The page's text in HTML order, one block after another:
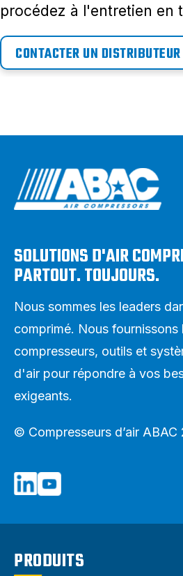
procédez à l'entretien en
CONTACTER UN DISTRIBUTEUR
SOLUTIONS D'AIR
PARTOUT. TOUJOURS.
Nous sommes les leaders
comprimé. Nous fournissons
compresseurs, outils et
d'air pour répondre à vos
exigeants.
© Compresseurs d’air ABAC
PRODUITS